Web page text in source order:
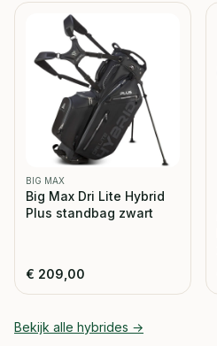
BIG MAX
Big Max Dri Lite Hybrid
Plus standbag zwart
€ 209,00
Bekijk alle hybrides →